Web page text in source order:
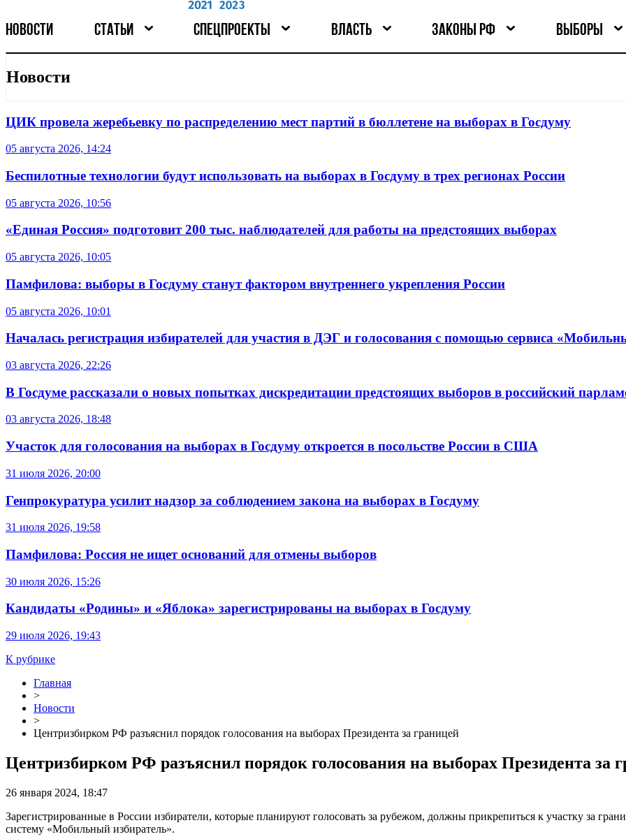
НОВОСТИ СТАТЬИ СПЕЦПРОЕКТЫ ВЛАСТЬ ЗАКОНЫ РФ ВЫБОРЫ
Новости
ЦИК провела жеребьевку по распределению мест партий в бюллетене на выборах в Госдуму
05 августа 2026, 14:24
Беспилотные технологии будут использовать на выборах в Госдуму в трех регионах России
05 августа 2026, 10:56
«Единая Россия» подготовит 200 тыс. наблюдателей для работы на предстоящих выборах
05 августа 2026, 10:05
Памфилова: выборы в Госдуму станут фактором внутреннего укрепления России
05 августа 2026, 10:01
Началась регистрация избирателей для участия в ДЭГ и голосования с помощью сервиса
03 августа 2026, 22:26
В Госдуме рассказали о новых попытках дискредитации предстоящих выборов в российский
03 августа 2026, 18:48
Участок для голосования на выборах в Госдуму откроется в посольстве России в США
31 июля 2026, 20:00
Генпрокуратура усилит надзор за соблюдением закона на выборах в Госдуму
31 июля 2026, 19:58
Памфилова: Россия не ищет оснований для отмены выборов
30 июля 2026, 15:26
Кандидаты «Родины» и «Яблока» зарегистрированы на выборах в Госдуму
29 июля 2026, 19:43
К рубрике
Главная
>
Новости
>
Центризбирком РФ разъяснил порядок голосования на выборах Президента за границей
Центризбирком РФ разъяснил порядок голосования на выборах Президента за
26 января 2024, 18:47
Зарегистрированные в России избиратели, которые планируют голосовать за рубежом, должны прикрепиться к участку за
систему «Мобильный избиратель».